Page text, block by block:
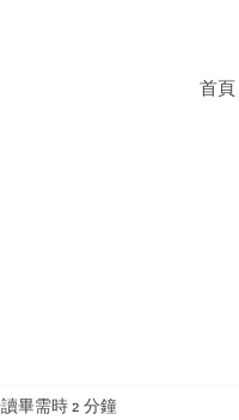
首頁
讀畢需時 2 分鐘